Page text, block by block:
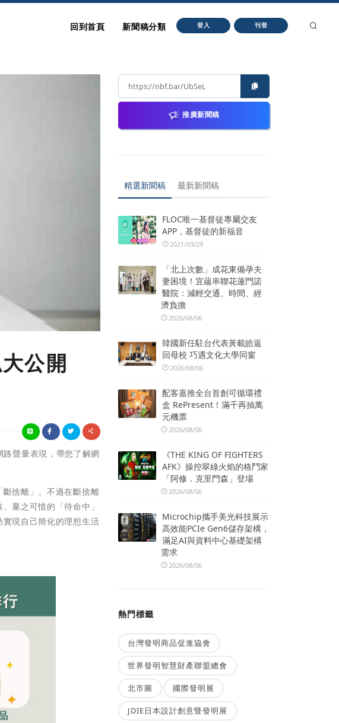
回到首頁 新聞稿分類 登入 刊登
公開
聲量表現，帶您了解網
捨離」。不過在斷捨離
棄之可惜的「待命中」
現自己簡化的理想生活
推廣新聞稿
精選新聞稿 最新新聞稿
FLOC唯一基督徒專屬交友
APP，基督徒的新福音
2021/03/29
「北上次數」成花東備孕夫
妻困境！宜蘊串聯花蓮門諾
醫院：減輕交通、時間、經
濟負擔
2026/08/06
韓國新任駐台代表黃載皓返
回母校 巧遇文化大學同窗
2026/08/06
配客嘉推全台首創可循環禮
盒 RePresent！滿千再抽萬
元機票
2026/08/06
《THE KING OF FIGHTERS
AFK》操控翠綠火焰的格鬥家
「阿修．克里門森」登場
2026/08/06
Microchip攜手美光科技展示
高效能PCIe Gen6儲存架構，
滿足AI與資料中心基礎架構
需求
2026/08/06
熱門標籤
台灣發明商品促進協會
世界發明智慧財產聯盟總會
北市圖 國際發明展
JDIE日本設計創意暨發明展